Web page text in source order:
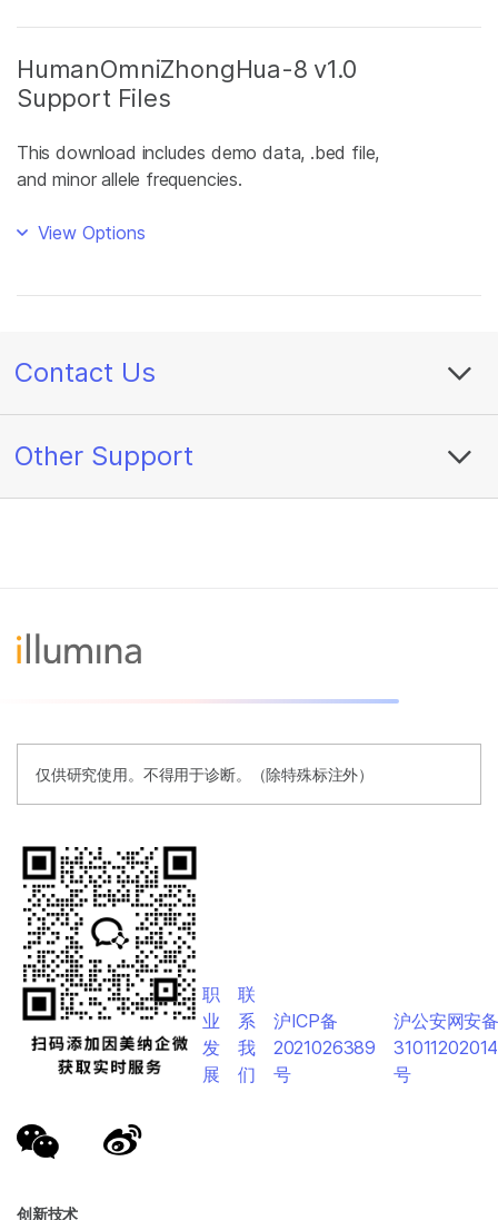
HumanOmniZhongHua-8 v1.0
Support Files
This download includes demo data, .bed file,
and minor allele frequencies.
View Options
Contact Us
Other Support
仅供研究使用。不得用于诊断。（除特殊标注外）
创新技术
职
业
发
展
联
系
我
们
沪ICP备
2021026389
号
沪公安网安
号